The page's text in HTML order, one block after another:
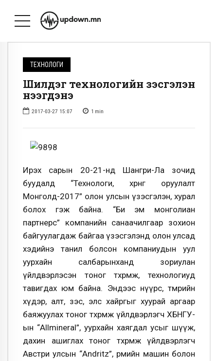
ТЕХНОЛОГИ
Шилдэг технологийн үзэсгэлэн
нээгдэнэ
2017-03-27 15:07 1 min
Ирэх сарын 20-21-нд Шангри-Ла зочид
буудалд “Технологи, хөрөнгө оруулалт
Монголд-2017” олон улсын үзэсгэлэн, хурал
болох гэж байна. “Би эм монголиан
партнерс” компанийн санаачилгаар зохион
байгуулагдаж байгаа үзэсгэлэнд олон улсад
хэдийнэ танил болсон компаниудын уул
уурхайн салбарынханд зориулан
үйлдвэрлэсэн тоног төхөөрөмж, технологиуд
тавигдах юм байна. Эндээс нүүрс, төмрийн
хүдэр, алт, зэс, элс хайргыг хуурай аргаар
баяжуулах тоног төхөөрөмж үйлдвэрлэгч ХБНГУ-
ын “Allmineral”, уурхайн хаягдал усыг шүүж,
дахин ашиглах тоног төхөөрөмж үйлдвэрлэгч
Австри улсын “Andritz”, өрмийн машин болон